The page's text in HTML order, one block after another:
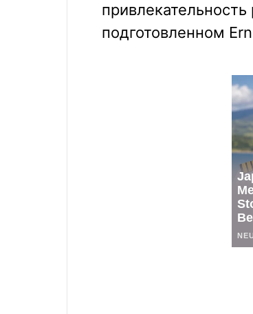
подготовленном